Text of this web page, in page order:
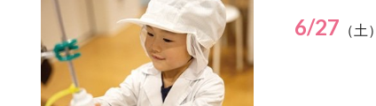
6/27 （土）